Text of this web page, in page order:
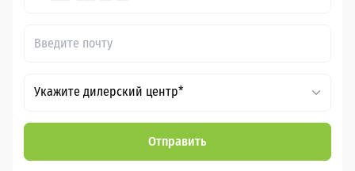
Укажите дилерский центр*
Отправить